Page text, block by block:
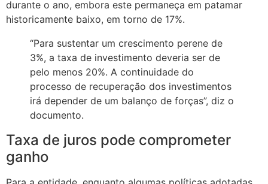
durante o ano, embora este permaneça em patamar
historicamente baixo, em torno de 17%.
“Para sustentar um crescimento perene de
3%, a taxa de investimento deveria ser de
pelo menos 20%. A continuidade do
processo de recuperação dos investimentos
irá depender de um balanço de forças”, diz o
documento.
Taxa de juros pode comprometer
ganho